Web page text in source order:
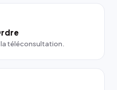
téléconsultation.